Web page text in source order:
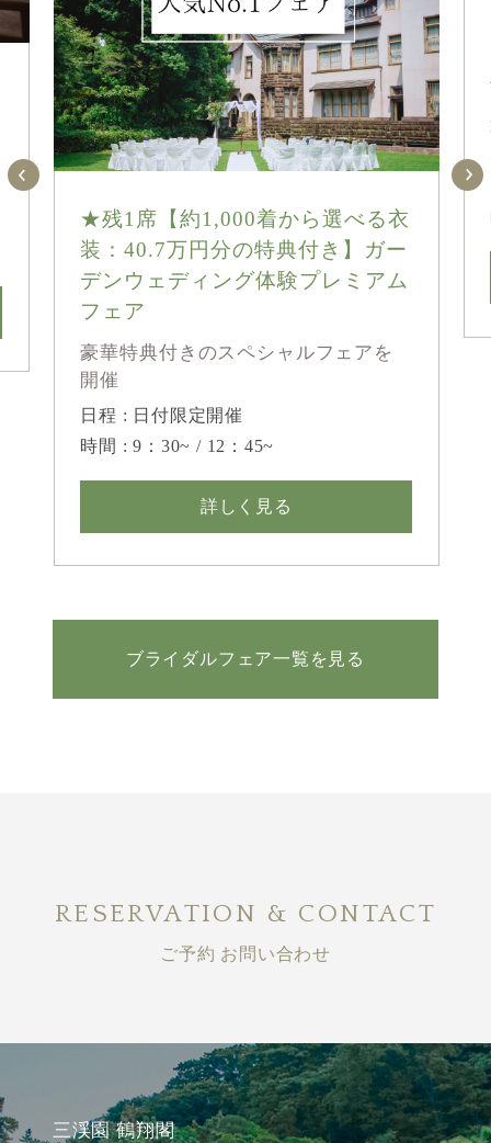
★残1席【約1,000着から選べる衣
装：40.7万円分の特典付き】ガー
デンウェディング体験プレミアム
フェア
豪華特典付きのスペシャルフェアを
開催
日程 : 日付限定開催
時間 : 9：30~ / 12：45~
詳しく見る
ブライダルフェア一覧を見る
RESERVATION & CONTACT
ご予約 お問い合わせ
三渓園 鶴翔閣